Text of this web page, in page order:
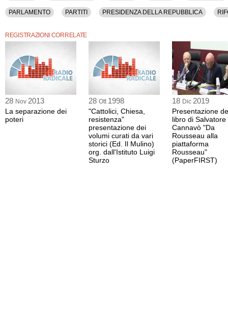
La registrazione audio di questo dibatto ha una durata di 1 ora e 55 minuti.
PARLAMENTO PARTITI PRESIDENZA DELLA REPUBBLICA
REGISTRAZIONI CORRELATE
28 Nov 2013
La separazione dei
poteri
28 Ott 1998
"Cattolici, Chiesa,
resistenza"
presentazione dei
volumi curati da vari
storici (Ed. Il Mulino)
org. dall'Istituto Luigi
Sturzo
18 Dic 2019
Presentazione
libro di Salvatore
Cannavò "Da
Rousseau alla
piattaforma
Rousseau"
(PaperFIRST)